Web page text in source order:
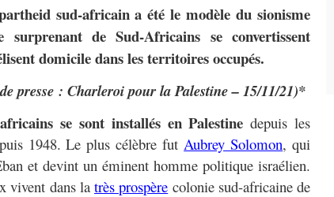
sud-africain a été le modèle du sionisme
de Sud-Africains se convertissent
domicile dans les territoires occupés.
presse : Charleroi pour la Palestine – 15/11/21)*
se sont installés en Palestine depuis les
1948. Le plus célèbre futAubrey Solomon, qui
et devint un éminent homme politique israélien.
vivent dans la très prospère colonie sud-africaine de